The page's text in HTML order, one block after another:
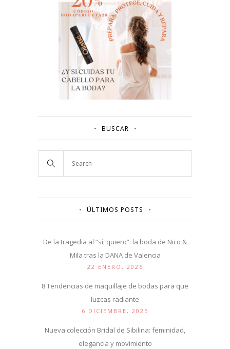
BUSCAR
ÚLTIMOS POSTS
De la tragedia al “sí, quiero”: la boda de Nico &
Mila tras la DANA de Valencia
22 ENERO, 2026
8 Tendencias de maquillaje de bodas para que
luzcas radiante
6 DICIEMBRE, 2025
Nueva colección Bridal de Sibilina: feminidad,
elegancia y movimiento